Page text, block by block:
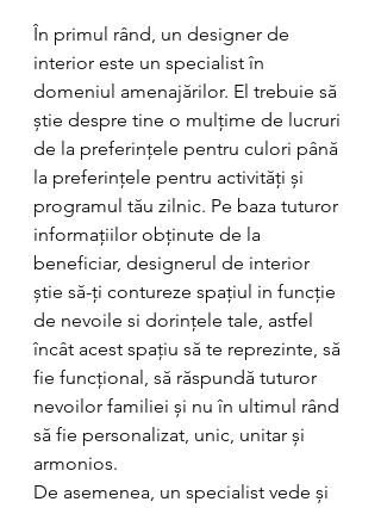
În primul rând, un designer de
interior este un specialist în
domeniul amenajărilor. El trebuie să
știe despre tine o mulțime de lucruri
de la preferințele pentru culori până
la preferințele pentru activități și
programul tău zilnic. Pe baza tuturor
informațiilor obținute de la
beneficiar, designerul de interior
știe să-ți contureze spațiul in funcție
de nevoile si dorințele tale, astfel
încât acest spațiu să te reprezinte, să
fie funcțional, să răspundă tuturor
nevoilor familiei și nu în ultimul rând
să fie personalizat, unic, unitar și
armonios.
De asemenea, un specialist vede și